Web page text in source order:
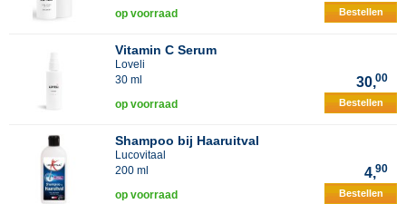
op voorraad Bestellen
Vitamin C Serum
Loveli
30 ml
30,00
op voorraad Bestellen
Shampoo bij Haaruitval
Lucovitaal
200 ml
4,90
op voorraad Bestellen